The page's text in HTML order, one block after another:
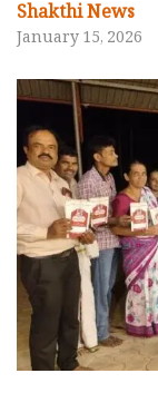
Shakthi News
January 15, 2026